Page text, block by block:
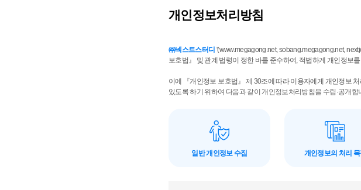
개인정보처리방침
㈜넥스트스터디 '(www.megagong.net, sobang.megagong.net,
보호법』 및 관계 법령이 정한 바를 준수하여, 적법하게 개인정보
이에 『개인정보 보호법』 제 30조에 따라 이용자에게 개인정보
있도록 하기 위하여 다음과 같이 개인정보처리방침을 수립·공개합
일반 개인정보 수집 개인정보의 처리 목